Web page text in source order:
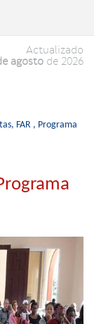
Actualizado
agosto de 2026
FAR , Programa